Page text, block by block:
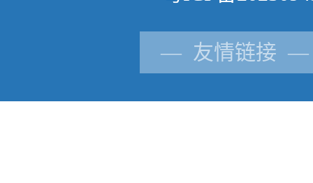
— 友情链接 —
供应商登记